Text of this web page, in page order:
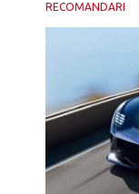
RECOMANDARI